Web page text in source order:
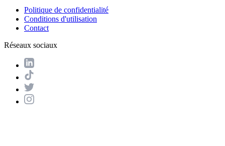
Politique de confidentialité
Conditions d'utilisation
Contact
Réseaux sociaux